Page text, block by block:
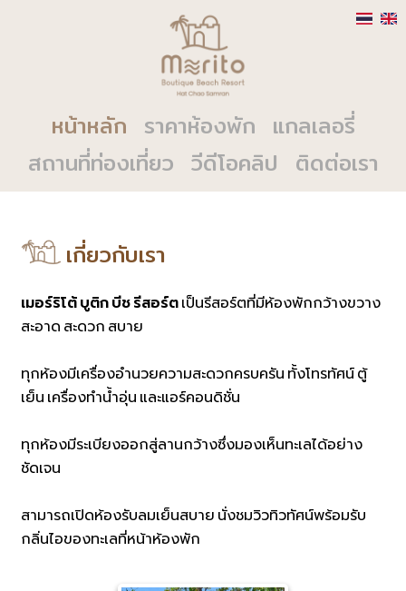
หน้าหลัก ราคาห้องพัก แกลเลอรี่
สถานที่ท่องเที่ยว วีดีโอคลิป ติดต่อเรา
เกี่ยวกับเรา
เมอร์ริโต้ บูติก บีช รีสอร์ตเป็นรีสอร์ตที่มีห้องพักกว้างขวาง
สะอาด สะดวก สบาย
ทุกห้องมีเครื่องอำนวยความสะดวกครบครัน ทั้งโทรทัศน์ ตู้
เย็น เครื่องทำน้ำอุ่น และแอร์คอนดิชั่น
ทุกห้องมีระเบียงออกสู่ลานกว้างซึ่งมองเห็นทะเลได้อย่าง
ชัดเจน
สามารถเปิดห้องรับลมเย็นสบาย นั่งชมวิวทิวทัศน์พร้อมรับ
กลิ่นไอของทะเลที่หน้าห้องพัก